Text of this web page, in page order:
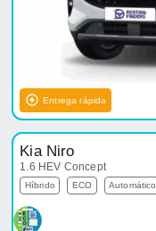
Entrega rápida
Kia Niro
1.6 HEV Concept
Híbrido ECO Automático